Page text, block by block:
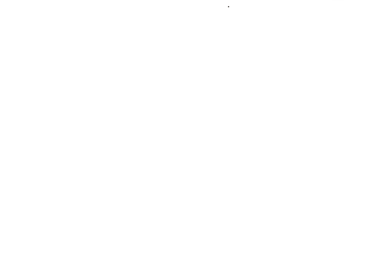
reestruturação empresarial, as empresas